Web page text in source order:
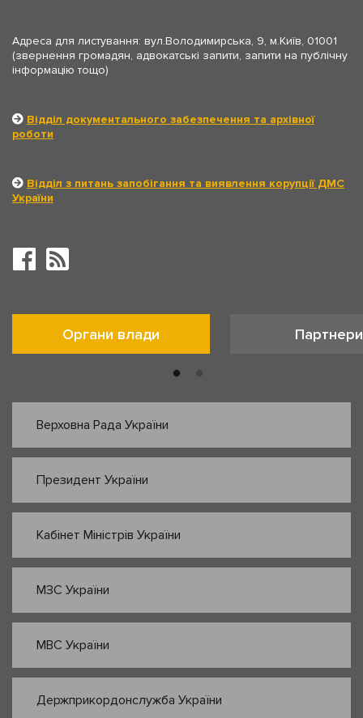
Адреса для листування: вул.Володимирська, 9, м.Київ, 01001
(звернення громадян, адвокатські запити, запити на публічну
інформацію тощо)
Відділ документального забезпечення та архівної
роботи
Відділ з питань запобігання та виявлення корупції ДМС
України
Органи влади Партнери
Верховна Рада України
Президент України
Кабінет Міністрів України
МЗС України
МВС України
Держприкордонслужба України